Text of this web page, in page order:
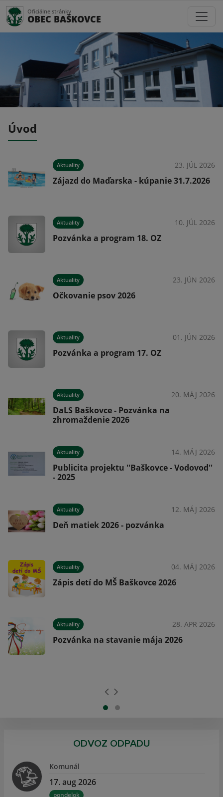
Oficiálne stránky
OBEC BAŠKOVCE
Úvod
Aktuality 23. JÚL 2026
Zájazd do Maďarska - kúpanie 31.7.2026
Aktuality 10. JÚL 2026
Pozvánka a program 18. OZ
Aktuality 23. JÚN 2026
Očkovanie psov 2026
Aktuality 01. JÚN 2026
Pozvánka a program 17. OZ
Aktuality 20. MÁJ 2026
DaLS Baškovce - Pozvánka na
zhromaždenie 2026
Aktuality 14. MÁJ 2026
Publicita projektu ''Baškovce - Vodovod''
- 2025
Aktuality 12. MÁJ 2026
Deň matiek 2026 - pozvánka
Aktuality 04. MÁJ 2026
Zápis detí do MŠ Baškovce 2026
Aktuality 28. APR 2026
Pozvánka na stavanie mája 2026
ODVOZ ODPADU
Komunál
17. aug 2026
pondelok